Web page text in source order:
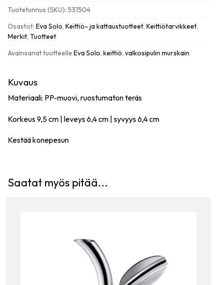
Green
tool
määrä
Tuotetunnus (SKU): 531504
Osastot: Eva Solo, Keittiö- ja kattaustuotteet, Keittiötarvikkeet,
Merkit, Tuotteet
Avainsanat tuotteelle Eva Solo, keittiö, valkosipulin murskain
Kuvaus
Materiaali: PP-muovi, ruostumaton teräs
Korkeus 9,5 cm | leveys 6,4 cm | syvyys 6,4 cm
Kestää konepesun
Saatat myös pitää...